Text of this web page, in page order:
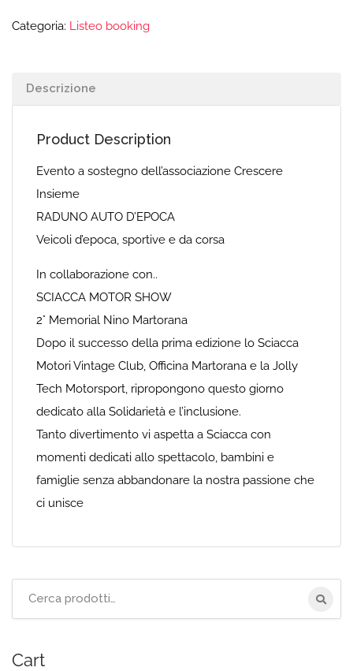
Categoria: Listeo booking
Descrizione
Product Description
Evento a sostegno dell’associazione Crescere
Insieme
RADUNO AUTO D’EPOCA
Veicoli d’epoca, sportive e da corsa
In collaborazione con..
SCIACCA MOTOR SHOW
2° Memorial Nino Martorana
Dopo il successo della prima edizione lo Sciacca
Motori Vintage Club, Officina Martorana e la Jolly
Tech Motorsport, ripropongono questo giorno
dedicato alla Solidarietà e l’inclusione.
Tanto divertimento vi aspetta a Sciacca con
momenti dedicati allo spettacolo, bambini e
famiglie senza abbandonare la nostra passione che
ci unisce
Cart